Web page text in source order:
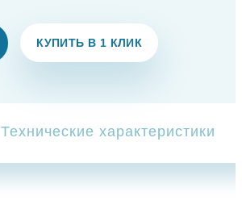
КУПИТЬ В 1 КЛИК
Технические характеристики